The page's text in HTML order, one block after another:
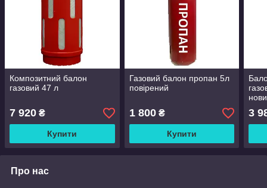
Композитний балон
газовий 47 л
7 920 ₴
Купити
Газовий балон пропан 5л
повірений
1 800₴
Купити
3
Про нас